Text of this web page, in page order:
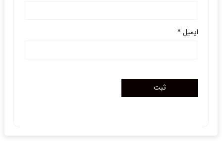
ایمیل*